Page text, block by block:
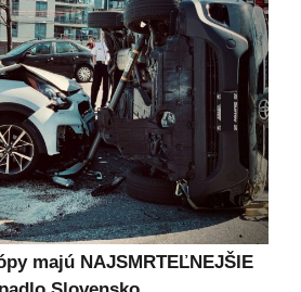
majú NAJSMRTEĽNEJŠIE